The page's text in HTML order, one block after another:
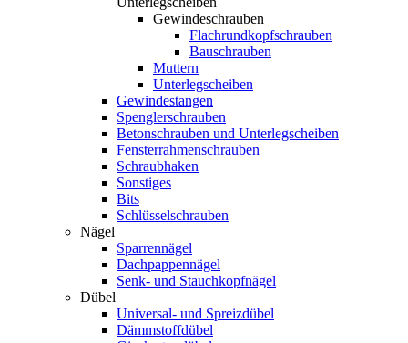
Gewindeschrauben
Flachrundkopfschrauben
Bauschrauben
Muttern
Unterlegscheiben
Gewindestangen
Spenglerschrauben
Betonschrauben und Unterlegscheiben
Fensterrahmenschrauben
Schraubhaken
Sonstiges
Bits
Schlüsselschrauben
Nägel
Sparrennägel
Dachpappennägel
Senk- und Stauchkopfnägel
Dübel
Universal- und Spreizdübel
Dämmstoffdübel